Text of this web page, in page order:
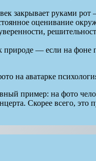
закрывает руками
оценивание
— если на
пример: на фото
Скорее всего,